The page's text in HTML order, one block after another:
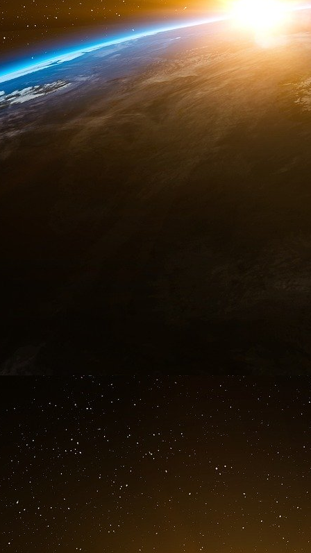
d’implication des clients. Peu de canaux
d’un plus grand nombre de consommateurs
épuisent les ressources et créent un vide
doit être utilisé pour générer des
consommateur à chaque connexion, plutôt
équilibré de canaux.
3. Un lien réel avec les clients
La pandémie de covidium 19 a entraîné
par le biais d’interactions améliorées ;
canaux à différents points de contact signifie
les consommateurs en clients.
Source